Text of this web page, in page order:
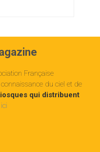
Française
du ciel et de
qui distribuent